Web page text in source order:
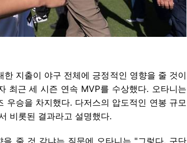
지출이 야구 전체에 긍정적인 영향을 줄 것이
최근 세 시즌 연속 MVP를 수상했다. 오타니는
우승을 차지했다. 다저스의 압도적인 연봉 규모
비롯된 결과라고 설명했다.
줄 것 같냐는 질문에 오타니는 "그렇다. 구단